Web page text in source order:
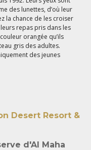
des lunettes, d’où leur
la chance de les croiser
repas pris dans les
orangée qu’ils
gris des adultes.
des jeunes
Desert Resort &
d'Al Maha